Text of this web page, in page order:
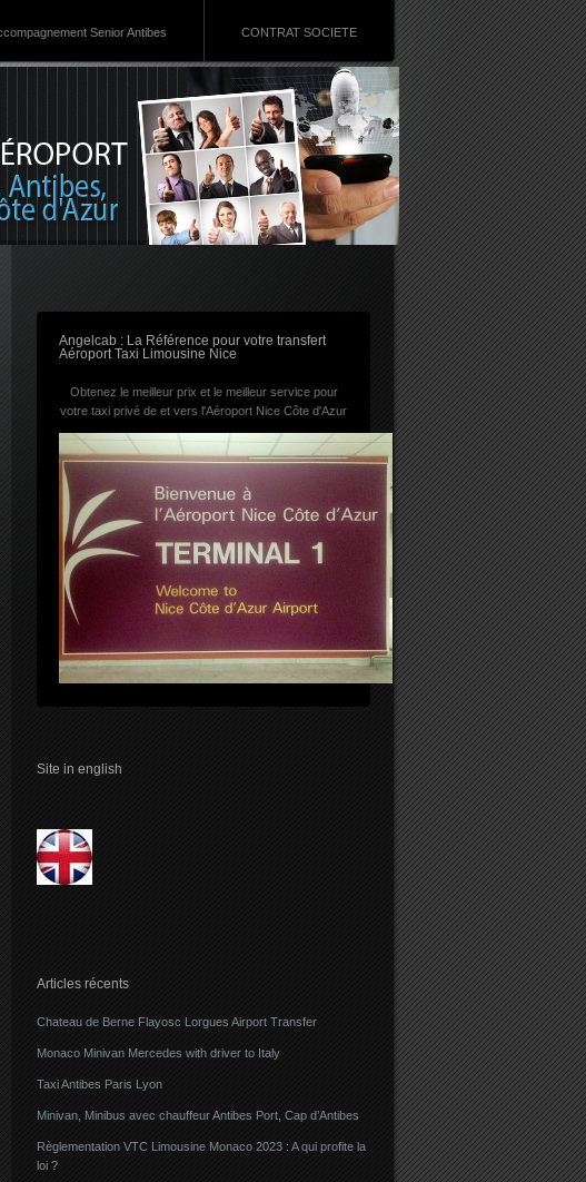
Senior Antibes CONTRAT SOCIETE
RSS
Angelcab : La Référence pour votre transfert
Aéroport Taxi Limousine Nice
Obtenez le meilleur prix et le meilleur service pour
votre taxi privé de et vers l'Aéroport Nice Côte d'Azur
Site in english
Articles récents
Chateau de Berne Flayosc Lorgues Airport Transfer
Monaco Minivan Mercedes with driver to Italy
Taxi Antibes Paris Lyon
Minivan, Minibus avec chauffeur Antibes Port, Cap d’Antibes
Règlementation VTC Limousine Monaco 2023 : A qui profite la
loi ?